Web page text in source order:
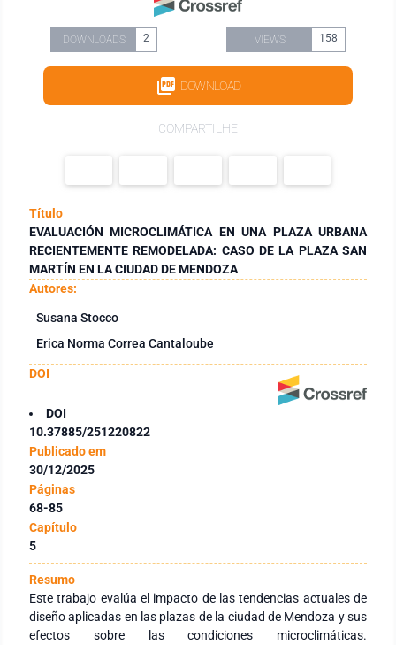
DOWNLOADS 2 VIEWS 158
DOWNLOAD
COMPARTILHE
Título
EVALUACIÓN MICROCLIMÁTICA EN UNA PLAZA URBANA
RECIENTEMENTE REMODELADA: CASO DE LA PLAZA SAN
MARTÍN EN LA CIUDAD DE MENDOZA
Autores:
Susana Stocco
Erica Norma Correa Cantaloube
DOI
DOI
10.37885/251220822
Publicado em
30/12/2025
Páginas
68-85
Capítulo
5
Resumo
Este trabajo evalúa el impacto de las tendencias actuales de
diseño aplicadas en las plazas de la ciudad de Mendoza y sus
efectos sobre las condiciones microclimáticas.